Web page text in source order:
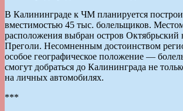
В Калининграде к ЧМ планируется
вместимостью 45 тыс. болельщиков.
расположения выбран остров Октябрьский
Преголи. Несомненным достоинством
особое географическое положение —
смогут добраться до Калининграда не
на личных автомобилях.
***